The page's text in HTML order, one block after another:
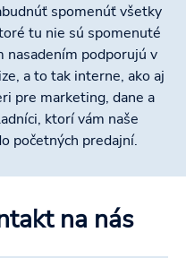
spomenúť všetky
tu nie sú spomenuté
nasadením podporujú v
a to tak interne, ako aj
pre marketing, dane a
ktorí vám naše
početných predajní.
na nás